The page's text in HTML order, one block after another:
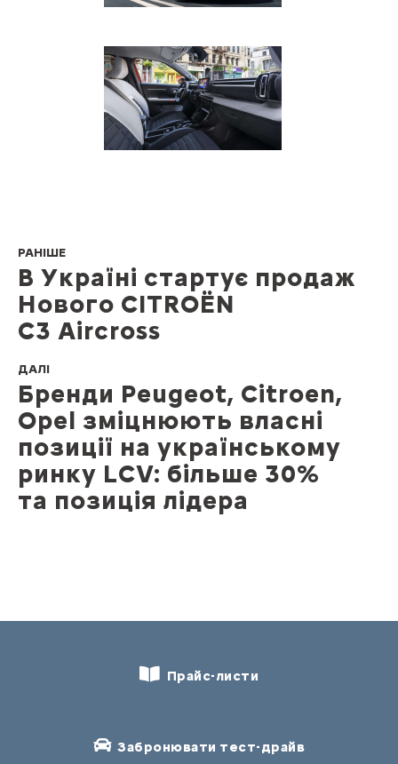
РАНІШЕ
В Україні стартує продаж
Нового CITROЁN
C3 Aircross
ДАЛІ
Бренди Peugeot, Citroen,
Opel зміцнюють власні
позиції на українському
ринку LCV: більше 30%
та позиція лідера
Прайс-листи
Забронювати тест-драйв